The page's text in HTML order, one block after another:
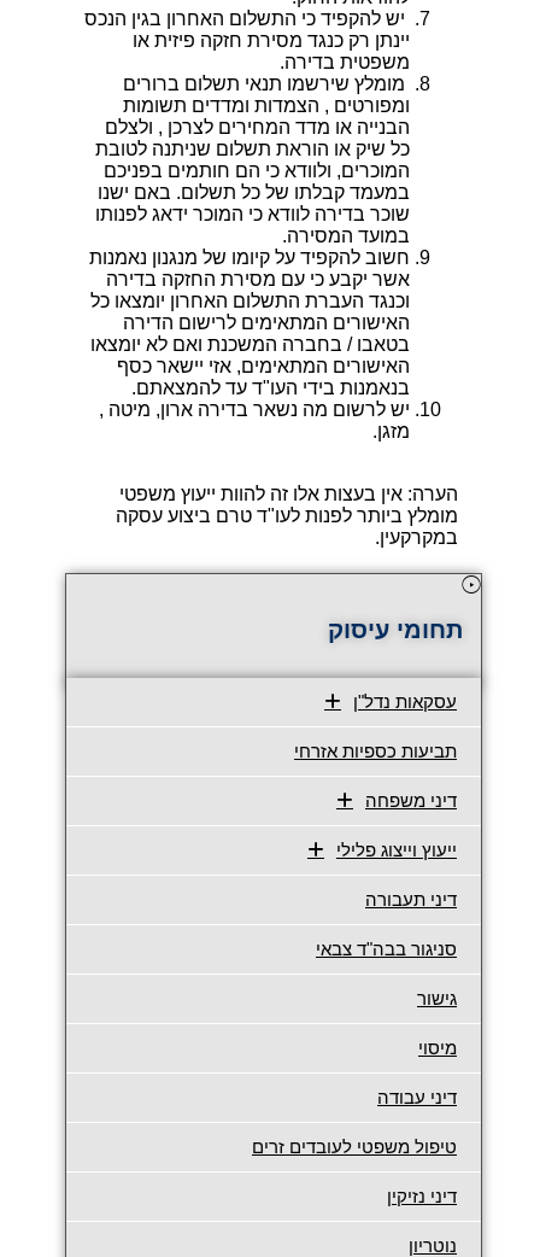
יש להקפיד כי התשלום האחרון בגין הנכס
יינתן רק כנגד מסירת חזקה פיזית או
משפטית בדירה.
מומלץ שירשמו תנאי תשלום ברורים
ומפורטים , הצמדות ומדדים תשומות
הבנייה או מדד המחירים לצרכן , ולצלם
כל שיק או הוראת תשלום שניתנה לטובת
המוכרים, ולוודא כי הם חותמים בפניכם
במעמד קבלתו של כל תשלום. באם ישנו
שוכר בדירה לוודא כי המוכר ידאג לפנותו
במועד המסירה.
חשוב להקפיד על קיומו של מנגנון נאמנות
אשר יקבע כי עם מסירת החזקה בדירה
וכנגד העברת התשלום האחרון יומצאו כל
האישורים המתאימים לרישום הדירה
בטאבו / בחברה המשכנת ואם לא יומצאו
האישורים המתאימים, אזי יישאר כסף
בנאמנות בידי העו"ד עד להמצאתם.
יש לרשום מה נשאר בדירה ארון, מיטה ,
מזגן.
הערה: אין בעצות אלו זה להוות ייעוץ משפטי
מומלץ ביותר לפנות לעו"ד טרם ביצוע עסקה
במקרקעין.
תחומי עיסוק
עסקאות נדל"ן
תביעות כספיות אזרחי
דיני משפחה
ייעוץ וייצוג פלילי
דיני תעבורה
סניגור בבה"ד צבאי
גישור
מיסוי
דיני עבודה
טיפול משפטי לעובדים זרים
דיני נזיקין
נוטריון